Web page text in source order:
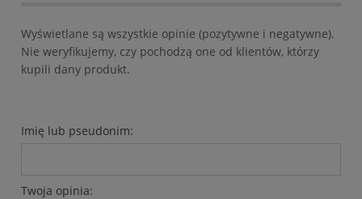
Wyświetlane są wszystkie opinie (pozytywne i negatywne).
Nie weryfikujemy, czy pochodzą one od klientów, którzy
kupili dany produkt.
Imię lub pseudonim:
Twoja opinia: